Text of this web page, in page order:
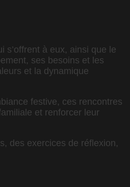
s’offrent à eux, ainsi que le
ses besoins et les
et la dynamique
festive, ces rencontres
et renforcer leur
des exercices de réflexion,